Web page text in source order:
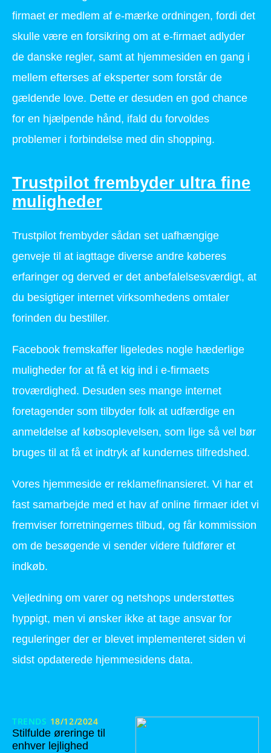
firmaet er medlem af e-mærke ordningen, fordi det
skulle være en forsikring om at e-firmaet adlyder
de danske regler, samt at hjemmesiden en gang i
mellem efterses af eksperter som forstår de
gældende love. Dette er desuden en god chance
for en hjælpende hånd, ifald du forvoldes
problemer i forbindelse med din shopping.
Trustpilot frembyder ultra fine
muligheder
Trustpilot frembyder sådan set uafhængige
genveje til at iagttage diverse andre køberes
erfaringer og derved er det anbefalelsesværdigt, at
du besigtiger internet virksomhedens omtaler
forinden du bestiller.
Facebook fremskaffer ligeledes nogle hæderlige
muligheder for at få et kig ind i e-firmaets
troværdighed. Desuden ses mange internet
foretagender som tilbyder folk at udfærdige en
anmeldelse af købsoplevelsen, som lige så vel bør
bruges til at få et indtryk af kundernes tilfredshed.
Vores hjemmeside er reklamefinansieret. Vi har et
fast samarbejde med et hav af online firmaer idet vi
fremviser forretningernes tilbud, og får kommission
om de besøgende vi sender videre fuldfører et
indkøb.
Vejledning om varer og netshops understøttes
hyppigt, men vi ønsker ikke at tage ansvar for
reguleringer der er blevet implementeret siden vi
sidst opdaterede hjemmesidens data.
TRENDS 18/12/2024
Stilfulde øreringe til
enhver lejlighed